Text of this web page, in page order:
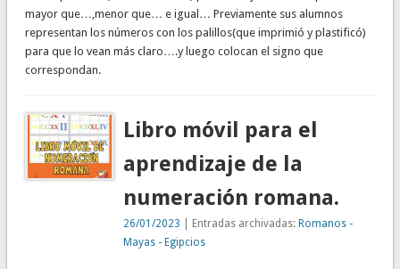
mayor que…,menor que… e igual… Previamente sus alumnos
representan los números con los palillos(que imprimió y plastificó)
para que lo vean más claro….y luego colocan el signo que
correspondan.
Libro móvil para el
aprendizaje de la
numeración romana.
26/01/2023 | Entradas archivadas:Romanos -
Mayas - Egipcios